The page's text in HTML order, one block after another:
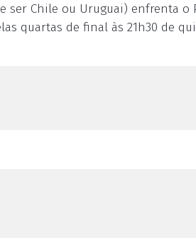
ser Chile ou Uruguai) enfrenta o
quartas de final às 21h30 de